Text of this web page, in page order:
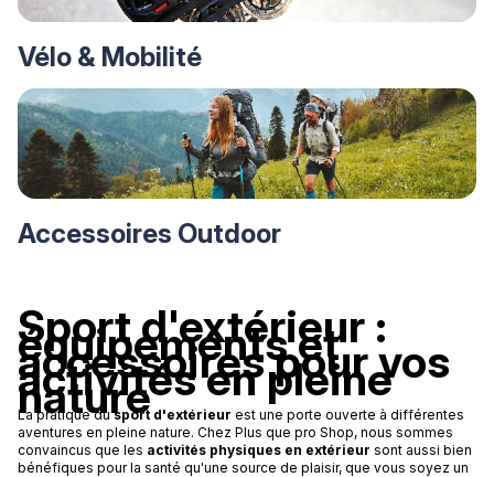
Vélo & Mobilité
Accessoires Outdoor
Sport d'extérieur :
équipements et
accessoires pour vos
activités en pleine
nature
La pratique dusport d'extérieur est une porte ouverte à différentes
aventures en pleine nature. Chez Plus que pro Shop, nous sommes
convaincus que les activités physiques en extérieur sont aussi bien
bénéfiques pour la santé qu'une source de plaisir, que vous soyez un